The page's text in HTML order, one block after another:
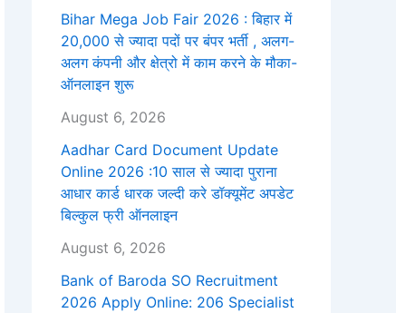
Bihar Mega Job Fair 2026 : बिहार में
20,000 से ज्यादा पदों पर बंपर भर्ती , अलग-
अलग कंपनी और क्षेत्रो में काम करने के मौका-
ऑनलाइन शुरू
August 6, 2026
Aadhar Card Document Update
Online 2026 :10 साल से ज्यादा पुराना
आधार कार्ड धारक जल्दी करे डॉक्यूमेंट अपडेट
बिल्कुल फ्री ऑनलाइन
August 6, 2026
Bank of Baroda SO Recruitment
2026 Apply Online: 206 Specialist